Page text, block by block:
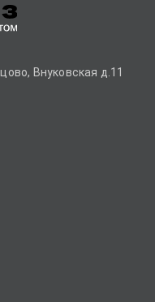
Внуковская д.11